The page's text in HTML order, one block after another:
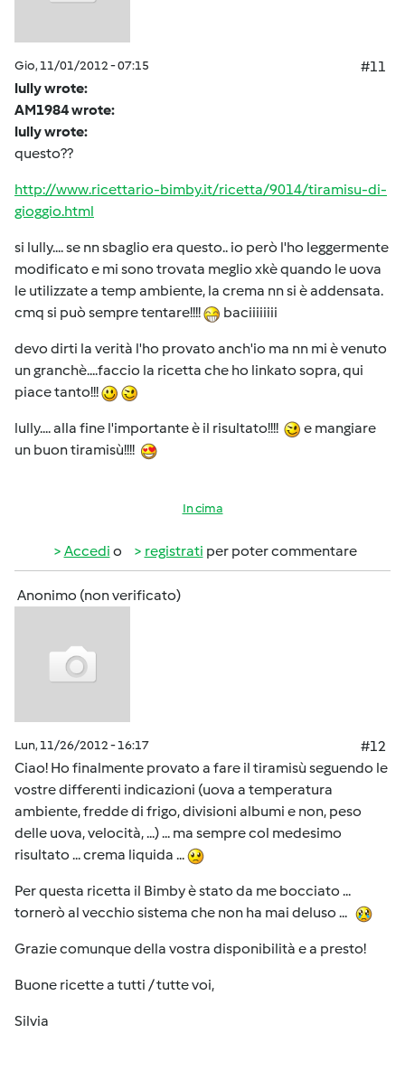
Gio, 11/01/2012 - 07:15
#11
lully wrote:
AM1984 wrote:
lully wrote:
questo??
http://www.ricettario-bimby.it/ricetta/9014/tiramisu-di-
gioggio.html
si lully.... se nn sbaglio era questo.. io però l'ho leggermente
modificato e mi sono trovata meglio xkè quando le uova
le utilizzate a temp ambiente, la crema nn si è addensata.
cmq si può sempre tentare!!!!
baciiiiiiii
devo dirti la verità l'ho provato anch'io ma nn mi è venuto
un granchè....faccio la ricetta che ho linkato sopra, qui
piace tanto!!!
lully.... alla fine l'importante è il risultato!!!!
e mangiare
un buon tiramisù!!!!
In cima
Accedi o registrati per poter commentare
Anonimo (non verificato)
Lun, 11/26/2012 - 16:17
#12
Ciao! Ho finalmente provato a fare il tiramisù seguendo le
vostre differenti indicazioni (uova a temperatura
ambiente, fredde di frigo, divisioni albumi e non, peso
delle uova, velocità, ...) ... ma sempre col medesimo
risultato ... crema liquida ...
Per questa ricetta il Bimby è stato da me bocciato ...
tornerò al vecchio sistema che non ha mai deluso ...
Grazie comunque della vostra disponibilità e a presto!
Buone ricette a tutti / tutte voi,
Silvia